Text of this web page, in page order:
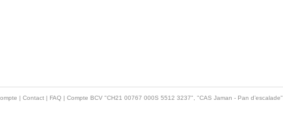
| Contact| FAQ| Compte BCV "CH21 00767 000S 5512 3237", "CAS Jaman - Pan d’escalade".